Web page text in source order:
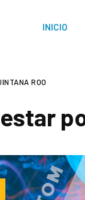
INICIO
ROO